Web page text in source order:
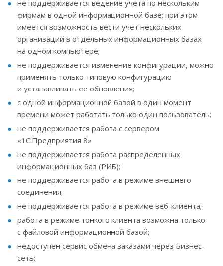
не поддерживается ведение учета по нескольким
фирмам в одной информационной базе; при этом
имеется возможность вести учет нескольких
организаций в отдельных информационных базах
на одном компьютере;
не поддерживается изменение конфигурации, можно
применять только типовую конфигурацию
и устанавливать ее обновления;
с одной информационной базой в один момент
времени может работать только один пользователь;
не поддерживается работа с сервером
«1С:Предприятия 8»
не поддерживается работа распределенных
информационных баз (РИБ);
не поддерживается работа в режиме внешнего
соединения;
не поддерживается работа в режиме веб-клиента;
работа в режиме тонкого клиента возможна только
с файловой информационной базой;
недоступен сервис обмена заказами через Бизнес-
сеть;